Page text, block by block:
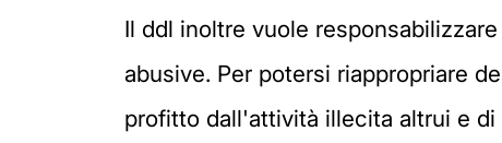
Il ddl inoltre vuole
abusive. Per potersi riappropriare
profitto dall'attività illecita altrui e